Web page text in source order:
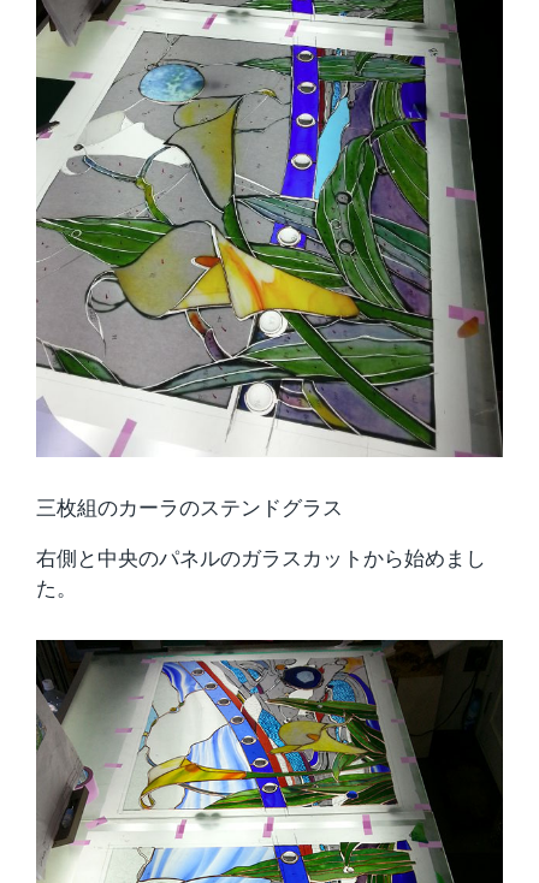
三枚組のカーラのステンドグラス
右側と中央のパネルのガラスカットから始めまし
た。